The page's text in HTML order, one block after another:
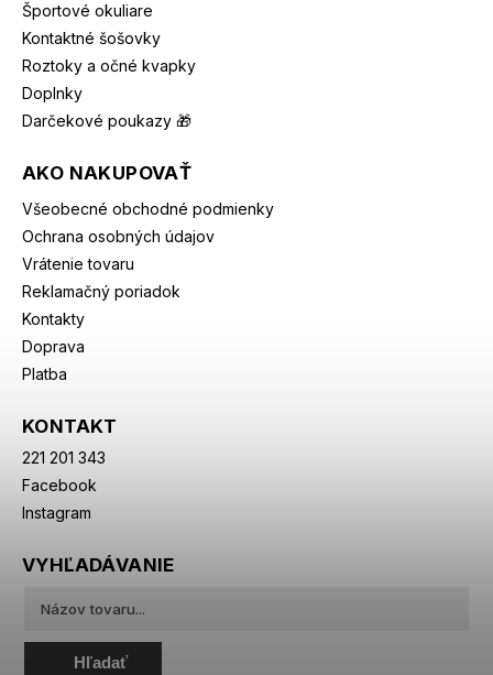
Športové okuliare
Kontaktné šošovky
Roztoky a očné kvapky
Doplnky
Darčekové poukazy 🎁
AKO NAKUPOVAŤ
Všeobecné obchodné podmienky
Ochrana osobných údajov
Vrátenie tovaru
Reklamačný poriadok
Kontakty
Doprava
Platba
KONTAKT
221 201 343
Facebook
Instagram
VYHĽADÁVANIE
Hľadať